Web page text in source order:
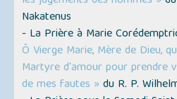
Nakatenus
- La Prière à Marie
Ô Vierge Marie, Mère de Dieu,
Martyre d'amour pour prendre
de mes fautes » du R. P.